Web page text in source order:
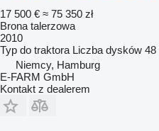
17 500 € ≈ 75 350 zł
Brona talerzowa
2010
Typ do traktora Liczba dysków 48
Niemcy, Hamburg
E-FARM GmbH
Kontakt z dealerem